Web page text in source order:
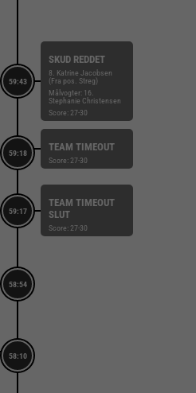
59:43
SKUD REDDET
8. Katrine Jacobsen
(Fra pos. Streg)
Målvogter: 16.
Stephanie Christensen
Score: 27-30
59:18
TEAM TIMEOUT
Score: 27-30
59:17
TEAM TIMEOUT
SLUT
Score: 27-30
58:54
58:10